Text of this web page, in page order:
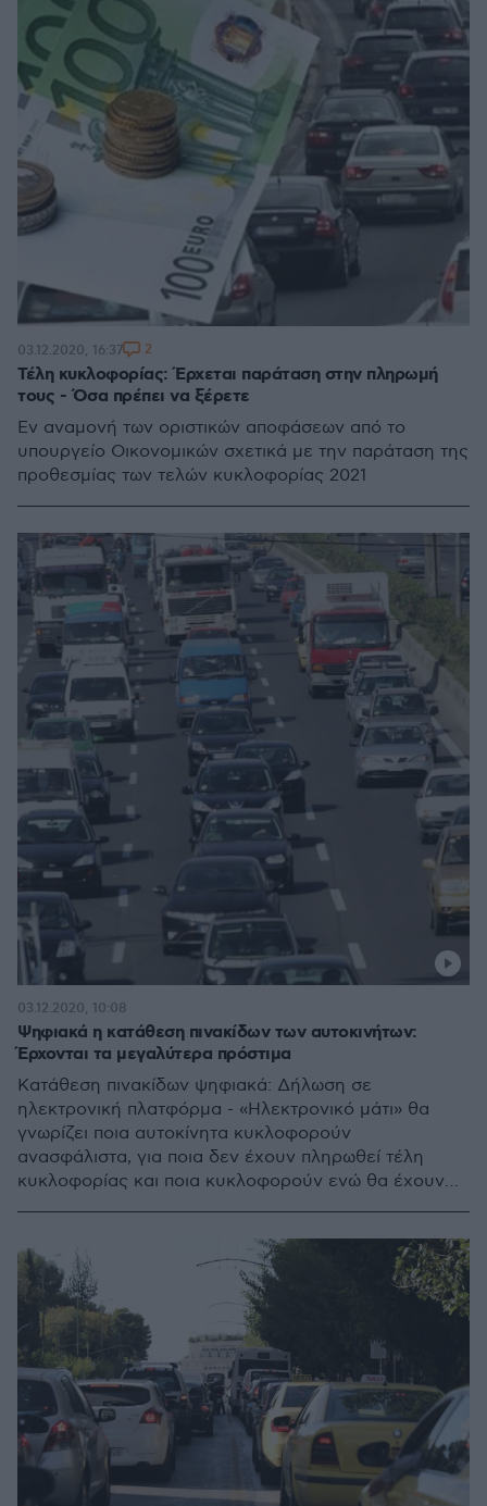
Τέλη κυκλοφορίας: Έρχεται παράταση στην πληρωμή
τους - Όσα πρέπει να ξέρετε
Εν αναμονή των οριστικών αποφάσεων από το
υπουργείο Οικονομικών σχετικά με την παράταση της
προθεσμίας των τελών κυκλοφορίας 2021
03.12.2020, 16:37 2
Ψηφιακά η κατάθεση πινακίδων των αυτοκινήτων:
Έρχονται τα μεγαλύτερα πρόστιμα
Κατάθεση πινακίδων ψηφιακά: Δήλωση σε
ηλεκτρονική πλατφόρμα - «Ηλεκτρονικό μάτι» θα
γνωρίζει ποια αυτοκίνητα κυκλοφορούν
ανασφάλιστα, για ποια δεν έχουν πληρωθεί τέλη
κυκλοφορίας και ποια κυκλοφορούν ενώ θα έχουν
03.12.2020, 10:08